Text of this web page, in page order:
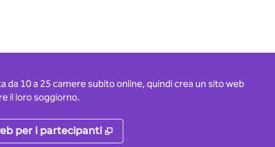
10 a 25 camere subito online, quindi crea un sito web
il loro soggiorno.
per i partecipanti ,